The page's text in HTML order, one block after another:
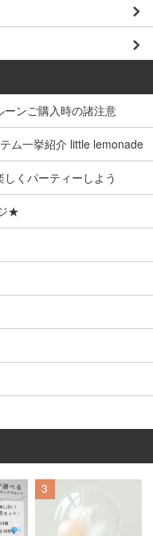
ンご購入時の諸注意
ム一挙紹介 little lemonade
くパーティーしよう
★
3